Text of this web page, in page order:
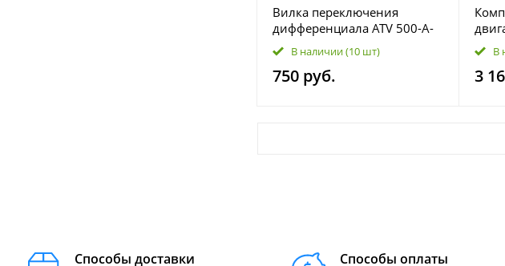
Вилка переключения
дифференциала ATV 500-A-
2A, X5, X6, Z6, X5 HO, Z8,U8,
X8, U10, Z10 0180-315000
В наличии(10 шт)
750 руб.
В
3
Способы доставки Способы оплаты